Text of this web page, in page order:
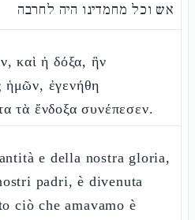
אש וכל מחמדינו היה לחרבה
καὶ ἡ δόξα, ἣν
ἡμῶν, ἐγενήθη
τὰ ἔνδοξα συνέπεσεν.
e della nostra gloria,
padri, è divenuta
ciò che amavamo è